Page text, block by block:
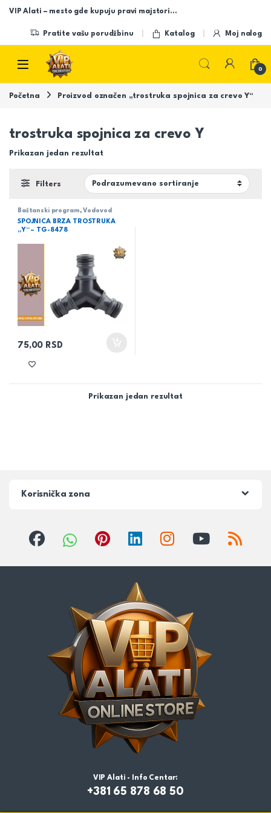
Skip to navigation
Skip to content
VIP Alati – mesto gde kupuju pravi majstori…
Pratite vašu porudžbinu Katalog Moj nalog
Open
0
Početna Proizvod označen „trostruka spojnica za crevo Y“
trostruka spojnica za crevo Y
Prikazan jedan rezultat
Filters
Baštanski program ,Vodovod
SPOJNICA BRZA TROSTRUKA
„Y“ – TG-8478
75,00 RSD
Prikazan jedan rezultat
Korisnička zona
VIP Alati - Info Centar:
+381 65 878 68 50